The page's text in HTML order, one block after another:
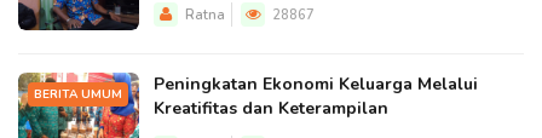
Ratna 28867
BERITA UMUM
Peningkatan Ekonomi Keluarga Melalui
Kreatifitas dan Keterampilan